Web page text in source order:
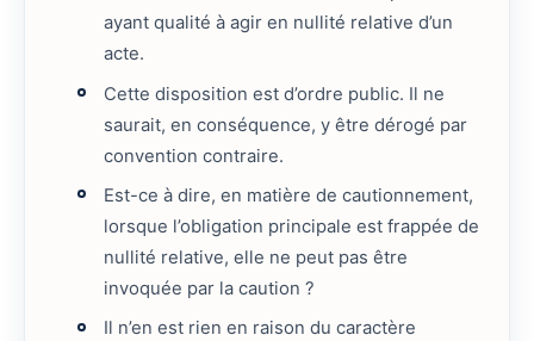
ayant qualité à agir en nullité relative d’un
acte.
Cette disposition est d’ordre public. Il ne
saurait, en conséquence, y être dérogé par
convention contraire.
Est-ce à dire, en matière de cautionnement,
lorsque l’obligation principale est frappée de
nullité relative, elle ne peut pas être
invoquée par la caution ?
Il n’en est rien en raison du caractère